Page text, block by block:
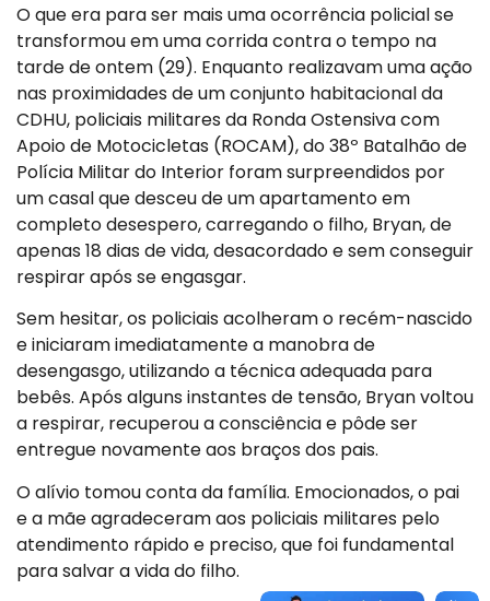
O que era para ser mais uma ocorrência policial se
transformou em uma corrida contra o tempo na
tarde de ontem (29). Enquanto realizavam uma ação
nas proximidades de um conjunto habitacional da
CDHU, policiais militares da Ronda Ostensiva com
Apoio de Motocicletas (ROCAM), do 38º Batalhão de
Polícia Militar do Interior foram surpreendidos por
um casal que desceu de um apartamento em
completo desespero, carregando o filho, Bryan, de
apenas 18 dias de vida, desacordado e sem conseguir
respirar após se engasgar.
Sem hesitar, os policiais acolheram o recém-nascido
e iniciaram imediatamente a manobra de
desengasgo, utilizando a técnica adequada para
bebês. Após alguns instantes de tensão, Bryan voltou
a respirar, recuperou a consciência e pôde ser
entregue novamente aos braços dos pais.
O alívio tomou conta da família. Emocionados, o pai
e a mãe agradeceram aos policiais militares pelo
atendimento rápido e preciso, que foi fundamental
para salvar a vida do filho.